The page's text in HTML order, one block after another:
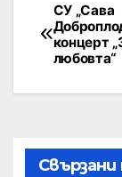
СУ „Сава
концерт
любовта“
Свързани